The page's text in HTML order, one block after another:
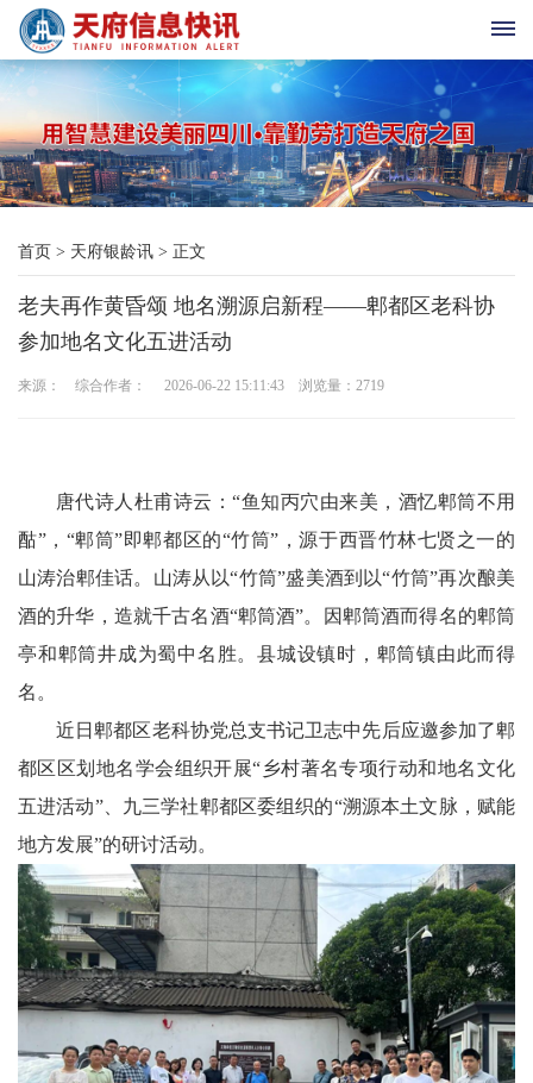
首
页
天
府
老
府
科
技
天
三
天
信
息
天
首页 > 天府银龄讯 > 正文
老夫再作黄昏颂 地名溯源启新程——郫都区老科协
参加地名文化五进活动
来源： 综合作者： 2026-06-22 15:11:43 浏览量： 2719
唐代诗人杜甫诗云：“鱼知丙穴由来美，酒忆郫筒不用
酤”，“郫筒”即郫都区的“竹筒”，源于西晋竹林七贤之一的
山涛治郫佳话。山涛从以“竹筒”盛美酒到以“竹筒”再次酿美
酒的升华，造就千古名酒“郫筒酒”。因郫筒酒而得名的郫筒
亭和郫筒井成为蜀中名胜。县城设镇时，郫筒镇由此而得
名。
近日郫都区老科协党总支书记卫志中先后应邀参加了郫
都区区划地名学会组织开展“乡村著名专项行动和地名文化
五进活动”、九三学社郫都区委组织的“溯源本土文脉，赋能
地方发展”的研讨活动。